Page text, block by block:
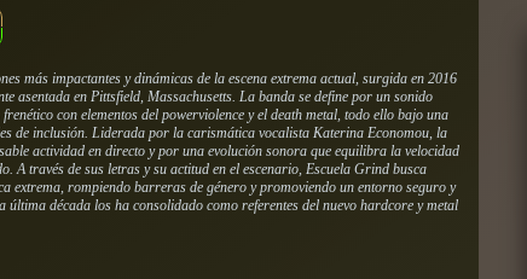
más impactantes y dinámicas de la escena extrema actual, surgida en 2016
asentada en Pittsfield, Massachusetts. La banda se define por un sonido
con elementos del powerviolence y el death metal, todo ello bajo una
de inclusión. Liderada por la carismática vocalista Katerina Economou, la
actividad en directo y por una evolución sonora que equilibra la velocidad
A través de sus letras y su actitud en el escenario, Escuela Grind busca
extrema, rompiendo barreras de género y promoviendo un entorno seguro y
última década los ha consolidado como referentes del nuevo hardcore y metal